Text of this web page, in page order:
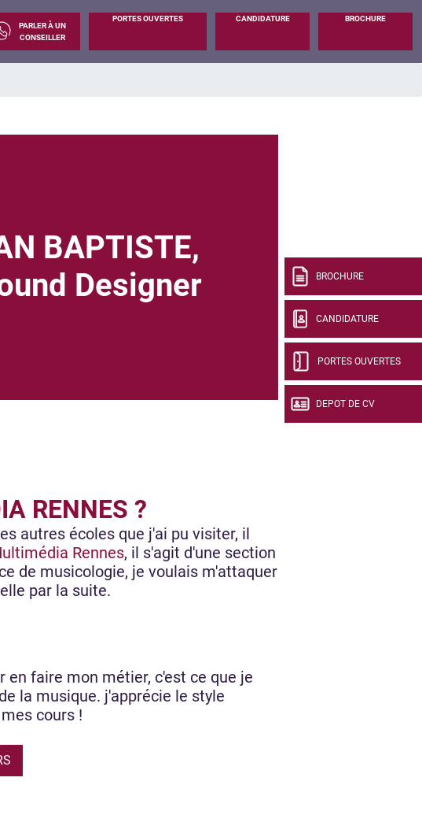
PARLER À UN
CONSEILLER
PORTES OUVERTES CANDIDATURE BROCHURE
BROCHURE
CANDIDATURE
PORTES OUVERTES
DEPOT DE CV
BAPTISTE,
Designer
RENNES ?
autres écoles que j'ai pu visiter, il
Rennes, il s'agit d'une section
de musicologie, je voulais m'attaquer
par la suite.
en faire mon métier, c'est ce que je
la musique. j'apprécie le style
cours !